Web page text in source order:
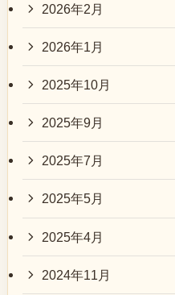
2026年2月
2026年1月
2025年10月
2025年9月
2025年7月
2025年5月
2025年4月
2024年11月